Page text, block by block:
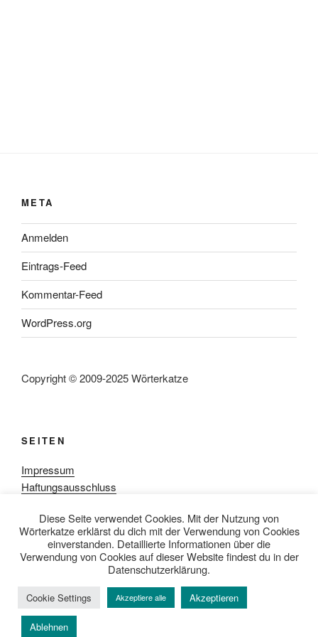
META
Anmelden
Eintrags-Feed
Kommentar-Feed
WordPress.org
Copyright © 2009-2025 Wörterkatze
SEITEN
Impressum
Haftungsausschluss
Rezensionpolitik
Bewertungsschema
Media-Kit
Datenschutzerklärung
Diese Seite verwendet Cookies. Mit der Nutzung von
Wörterkatze erklärst du dich mit der Verwendung von Cookies
einverstanden. Detaillierte Informationen über die
Verwendung von Cookies auf dieser Website findest du in der
Datenschutzerklärung.
Cookie Settings Akzeptiere alle Akzeptieren
Ablehnen